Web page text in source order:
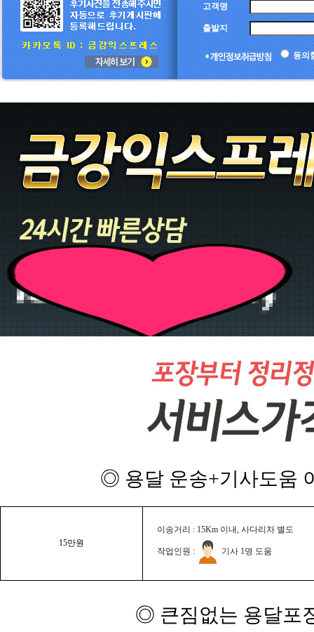
고객명
출발지
동의
◎ 용달 운송+기사도움
15만원
이송거리 : 15Km 이내, 사다리차 별도
작업인원 : 기사 1명 도움
◎ 큰짐없는 용달포